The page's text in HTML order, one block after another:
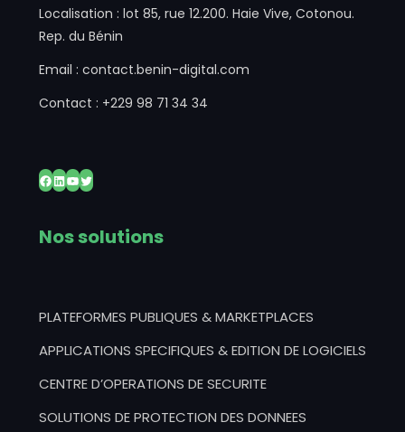
Localisation : lot 85, rue 12.200. Haie Vive, Cotonou.
Rep. du Bénin
Email : contact.benin-digital.com
Contact : +229 98 71 34 34
Facebook
LinkedIn
YouTube
Twitter
Nos solutions
PLATEFORMES PUBLIQUES & MARKETPLACES
APPLICATIONS SPECIFIQUES & EDITION DE LOGICIELS
CENTRE D’OPERATIONS DE SECURITE
SOLUTIONS DE PROTECTION DES DONNEES